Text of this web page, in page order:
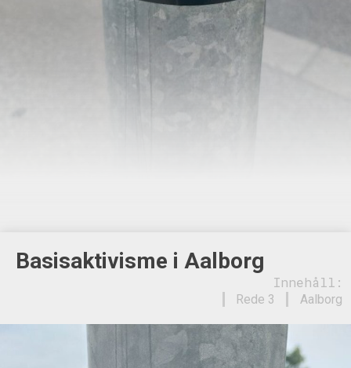
Basisaktivisme i Aalborg
Innehåll:
Aalborg
Rede 3